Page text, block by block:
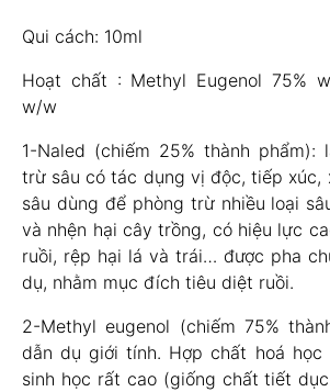
Qui cách: 10ml
Hoạt chất : Methyl Eugenol 75%
w/w
1-Naled (chiếm 25% thành phẩm):
trừ sâu có tác dụng vị độc, tiếp xúc,
sâu dùng để phòng trừ nhiều loại
và nhện hại cây trồng, có hiệu lực
ruồi, rệp hại lá và trái… được pha
dụ, nhằm mục đích tiêu diệt ruồi.
2-Methyl eugenol (chiếm 75%
dẫn dụ giới tính. Hợp chất hoá học
sinh học rất cao (giống chất tiết